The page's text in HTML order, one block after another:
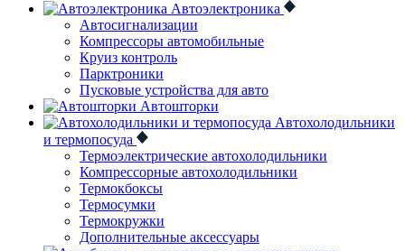
Автоэлектроника
Автосигнализации
Компрессоры автомобильные
Круиз контроль
Парктроники
Пусковые устройства для авто
Автошторки
Автохолодильники
и термопосуда
Термоэлектрические автохолодильники
Компрессорные автохолодильники
Термокбоксы
Термосумки
Термокружки
Дополнительные аксессуары